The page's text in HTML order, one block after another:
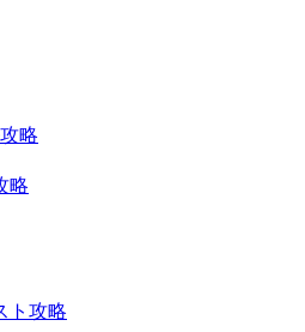
略
略
ト攻略